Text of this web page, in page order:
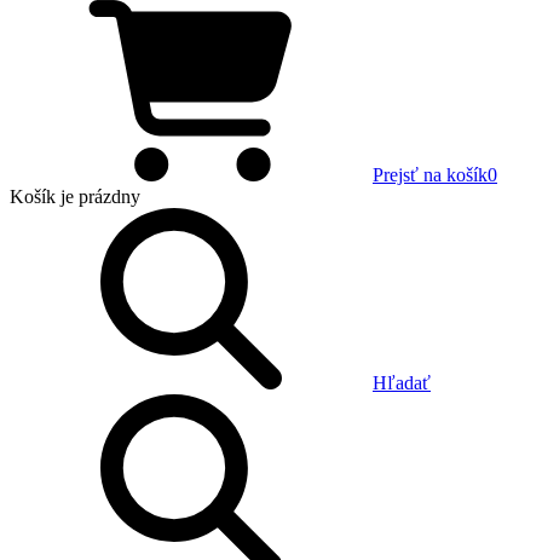
Prejsť na košík0
Košík je prázdny
Hľadať